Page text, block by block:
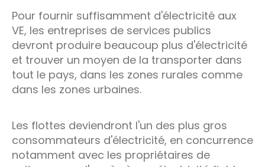
Pour fournir suffisamment d'électricité aux
VE, les entreprises de services publics
devront produire beaucoup plus d'électricité
et trouver un moyen de la transporter dans
tout le pays, dans les zones rurales comme
dans les zones urbaines.
Les flottes deviendront l'un des plus gros
consommateurs d'électricité, en concurrence
notamment avec les propriétaires de